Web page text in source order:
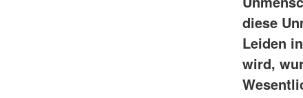
diese
Leiden
wird,